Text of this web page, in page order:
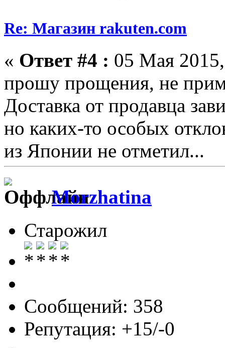
Re: Магазин rakuten.com
« Ответ #4 : 05 Мая
прошу прощения, не
Доставка от продавца
но каких-то особых
из Японии не отметил...
Morzhatina
Старожил
Сообщений: 358
Репутация: +15/-0